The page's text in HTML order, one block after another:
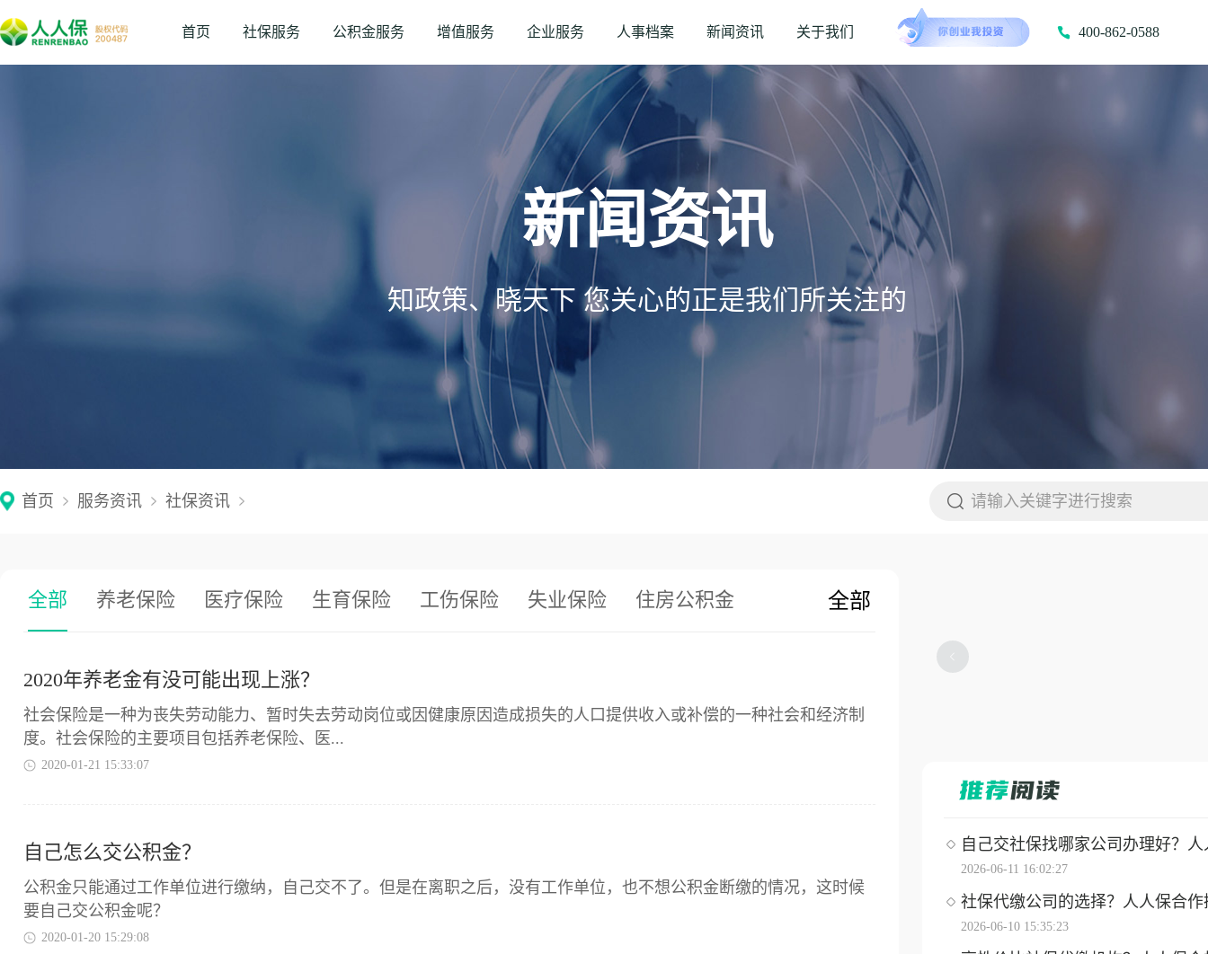
首页 社保服务 公积金服务 增值服务 企业服务 人事档案 新闻资讯 关于我们 400-862-0588
新闻资讯
知政策、晓天下 您关心的正是我们所关注的
首页 服务资讯 社保资讯
全部 养老保险 医疗保险 生育保险 工伤保险 失业保险 住房公积金 全部
2020年养老金有没可能出现上涨？
​社会保险是一种为丧失劳动能力、暂时失去劳动岗位或因健康原因造成损失的人口提供收入或补偿的一种社会和经济制
度。社会保险的主要项目包括养老保险、医...
2020-01-21 15:33:07
自己怎么交公积金？
​公积金只能通过工作单位进行缴纳，自己交不了。但是在离职之后，没有工作单位，也不想公积金断缴的情况，这时候
要自己交公积金呢？
2020-01-20 15:29:08
自己交社保找哪家公司办理好？人
2026-06-11 16:02:27
社保代缴公司的选择？人人保合作
2026-06-10 15:35:23